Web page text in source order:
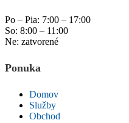
Po – Pia: 7:00 – 17:00
So: 8:00 – 11:00
Ne: zatvorené
Ponuka
Domov
Služby
Obchod